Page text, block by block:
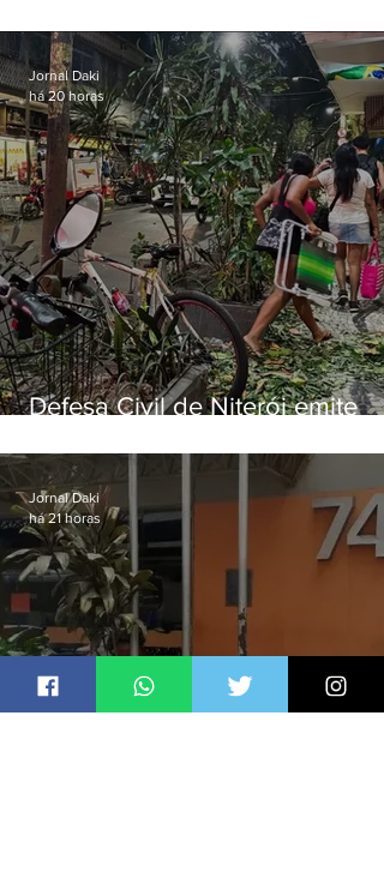
ventos fortes nesta sexta (7)
Defesa Civil de Niterói emite
sexta-feira (07)
Jornal Daki
há 20 horas
Jornal Daki
há 21 horas